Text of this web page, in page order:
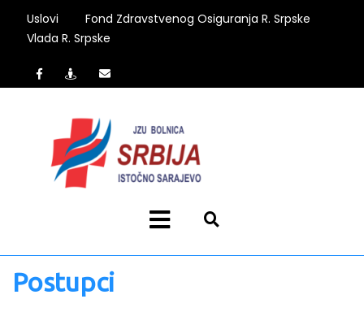
Uslovi
Fond Zdravstvenog Osiguranja R. Srpske
Vlada R. Srpske
Postupci